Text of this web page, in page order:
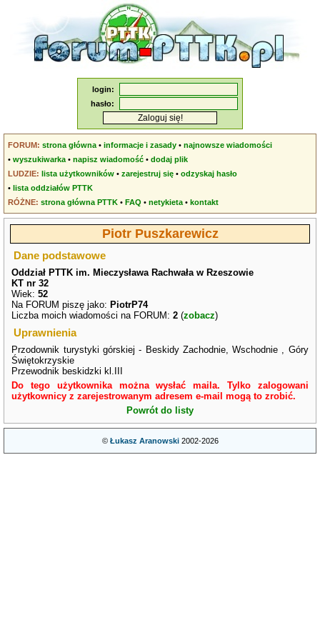
login:
hasło:
FORUM: strona główna •informacje i zasady •najnowsze wiadomości
•wyszukiwarka •napisz wiadomość •dodaj plik
LUDZIE: lista użytkowników •zarejestruj się •odzyskaj hasło
•lista oddziałów PTTK
RÓŻNE: strona główna PTTK •FAQ •netykieta •kontakt
Piotr Puszkarewicz
Dane podstawowe
Oddział PTTK im. Mieczysława Rachwała w Rzeszowie
KT nr 32
Wiek:52
Na FORUM piszę jako: PiotrP74
Liczba moich wiadomości na FORUM:2 (zobacz)
Uprawnienia
Przodownik turystyki górskiej - Beskidy Zachodnie, Wschodnie , Góry
Świętokrzyskie
Przewodnik beskidzki kl.III
Do tego użytkownika można wysłać maila. Tylko zalogowani
użytkownicy z zarejestrowanym adresem e-mail mogą to zrobić.
Powrót do listy
© Łukasz Aranowski2002-2026